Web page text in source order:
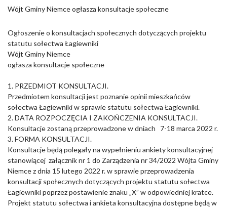
Wójt Gminy Niemce ogłasza konsultacje społeczne
Ogłoszenie o konsultacjach społecznych dotyczących projektu
statutu sołectwa Łagiewniki
Wójt Gminy Niemce
ogłasza konsultacje społeczne
1. PRZEDMIOT KONSULTACJI.
Przedmiotem konsultacji jest poznanie opinii mieszkańców
sołectwa Łagiewniki w sprawie statutu sołectwa Łagiewniki.
2. DATA ROZPOCZĘCIA I ZAKOŃCZENIA KONSULTACJI.
Konsultacje zostaną przeprowadzone w dniach 7-18 marca 2022 r.
3. FORMA KONSULTACJI.
Konsultacje będą polegały na wypełnieniu ankiety konsultacyjnej
stanowiącej załącznik nr 1 do Zarządzenia nr 34/2022 Wójta Gminy
Niemce z dnia 15 lutego 2022 r. w sprawie przeprowadzenia
konsultacji społecznych dotyczących projektu statutu sołectwa
Łagiewniki poprzez postawienie znaku „X” w odpowiedniej kratce.
Projekt statutu sołectwa i ankieta konsultacyjna dostępne będą w